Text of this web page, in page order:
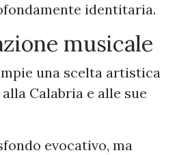
identitaria.
musicale
una scelta artistica
Calabria e alle sue
evocativo, ma